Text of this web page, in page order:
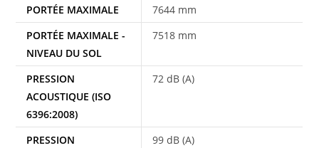
PORTÉE MAXIMALE
7644 mm
PORTÉE MAXIMALE -
NIVEAU DU SOL
7518 mm
PRESSION
ACOUSTIQUE (ISO
6396:2008)
72 dB (A)
PRESSION
99 dB (A)